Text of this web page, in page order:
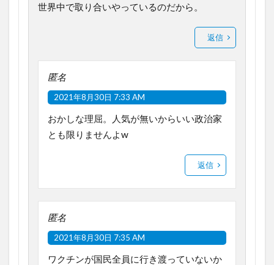
世界中で取り合いやっているのだから。
返信
匿名
2021年8月30日 7:33 AM
おかしな理屈。人気が無いからいい政治家
とも限りませんよw
返信
匿名
2021年8月30日 7:35 AM
ワクチンが国民全員に行き渡っていないか